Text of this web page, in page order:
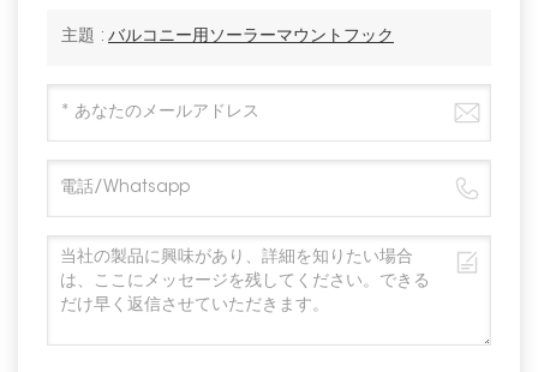
主題 : バルコニー用ソーラーマウントフック